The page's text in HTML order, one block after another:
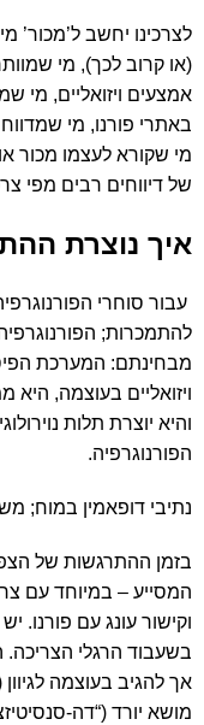
לצרכינו יחשב ל’מכור’
(או קרוב לכך), מי
אמצעים ויזואליים, מי
באתרי פורנו, מי
מי שקורא לעצמו מכור
של דיווחים רבים מפי
איך נוצרת
עבור סוחרי
להתמכרות;
מבחינתם: המערכת
ויזואליים בעוצמה, היא
והיא יוצרת תלות
הפורנוגרפיה.
נתיבי דופאמין במוח;
בזמן ההתרגשות של
המסייע – במיוחד עם
וקישור עונג עם פורנו.
בשעבוד הרגלי הצריכה.
אך להגיב בעוצמה לגיוון
מושא יורד (“דה-